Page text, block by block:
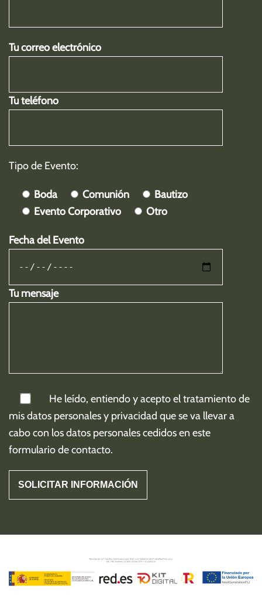
Tu correo electrónico
Tu teléfono
Tipo de Evento:
Boda Comunión
Bautizo
Evento Corporativo
Otro
Fecha del Evento
Tu mensaje
He leído, entiendo y acepto el tratamiento de
misdatos personales y privacidad que se va llevar a
cabo con los datos personales cedidos en este
formulario de contacto.